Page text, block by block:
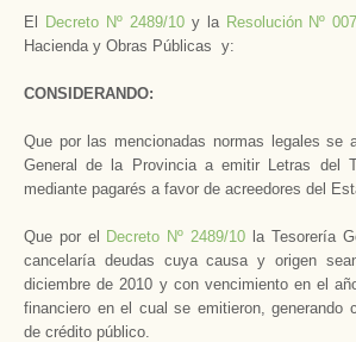
El Decreto Nº 2489/10y la Resolución Nº
Hacienda y Obras Públicas y:
CONSIDERANDO:
Que por las mencionadas normas legales se
General de la Provincia a emitir Letras del
mediante pagarés a favor de acreedores del
Que por el Decreto Nº 2489/10 la Tesorería
cancelaría deudas cuya causa y origen
diciembre de 2010 y con vencimiento en el
financiero en el cual se emitieron, generando
de crédito público.